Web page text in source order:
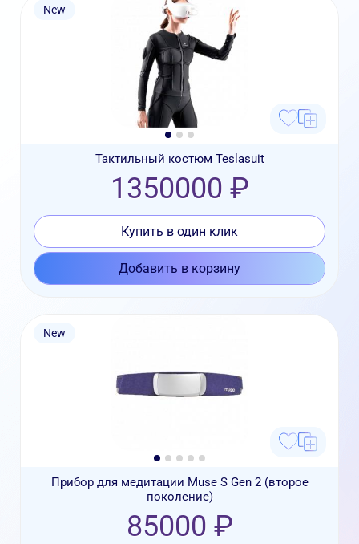
New
Тактильный костюм Teslasuit
1350000 ₽
Купить в один клик
Добавить в корзину
New
Прибор для медитации Muse S Gen 2 (второе
поколение)
85000 ₽